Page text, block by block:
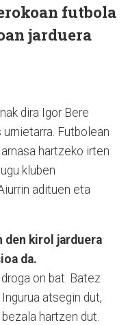
futbola
jarduera
dira Igor Bere
Futbolean
hartzeko irten
kluben
adituen eta
den kirol jarduera
da.
droga on bat. Batez
atsegin dut,
hartzen dut.